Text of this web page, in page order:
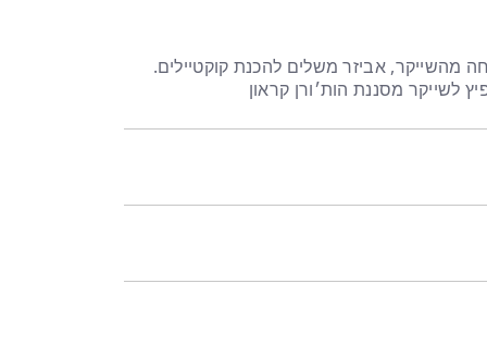
מהשייקר, אביזר משלים להכנת קוקטיילים.
לשייקר מסננת הות׳ורן קראון